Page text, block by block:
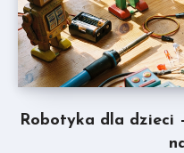
Robotyka dla dzieci